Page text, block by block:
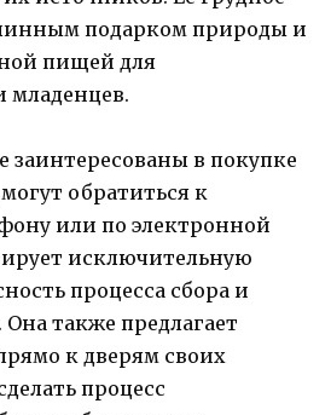
подарком природы и
пищей для
в покупке
обратиться к
или по электронной
исключительную
процесса сбора и
также предлагает
к дверям своих
процесс